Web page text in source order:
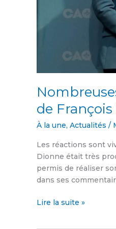
de
À la une, Actualités /
Les réactions sont
Dionne était très
permis de réaliser
dans ses
Lire la suite »